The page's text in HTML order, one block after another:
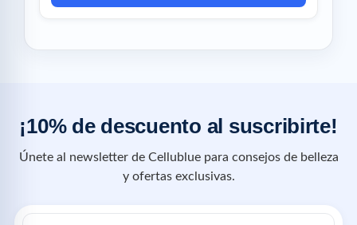
¡10% de descuento al suscribirte!
Únete al newsletter de Cellublue para consejos de belleza
y ofertas exclusivas.